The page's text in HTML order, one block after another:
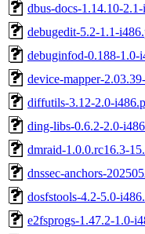
dbus-docs-1.14.10-
debugedit-5.2-1.1-
debuginfod-0.188-1.0-
device-mapper-
diffutils-3.12-2.0-
ding-libs-0.6.2-2.0-
dmraid-1.0.0.rc16.3-
dnssec-anchors-
dosfstools-4.2-5.0-
e2fsprogs-1.47.2-1.0-